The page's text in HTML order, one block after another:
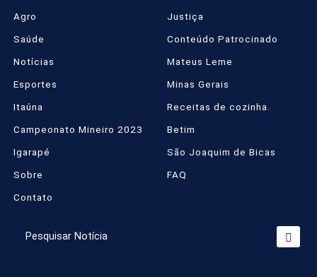
Agro
Justiça
Saúde
Conteúdo Patrocinado
Notícias
Mateus Leme
Esportes
Minas Gerais
Itaúna
Receitas de cozinha.
Campeonato Mineiro 2023
Betim
Igarapé
São Joaquim de Bicas
Sobre
FAQ
Contato
Pesquisar Notícia
Termos de Uso e Privacidade
experiência de navegação. Ao continuar o acesso,